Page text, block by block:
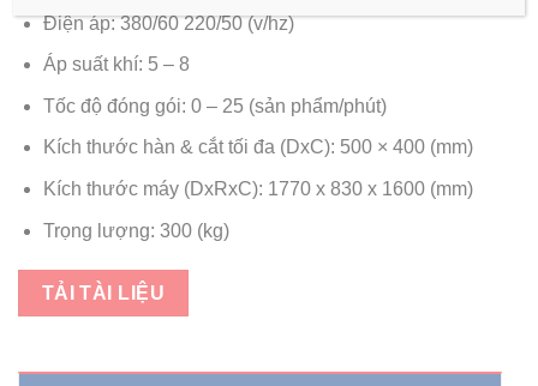
Điện áp: 380/60 220/50 (v/hz)
Áp suất khí: 5 – 8
Tốc độ đóng gói: 0 – 25 (sản phẩm/phút)
Kích thước hàn & cắt tối đa (DxC): 500 × 400 (mm)
Kích thước máy (DxRxC): 1770 x 830 x 1600 (mm)
Trọng lượng: 300 (kg)
TẢI TÀI LIỆU